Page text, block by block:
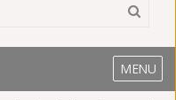
MENU